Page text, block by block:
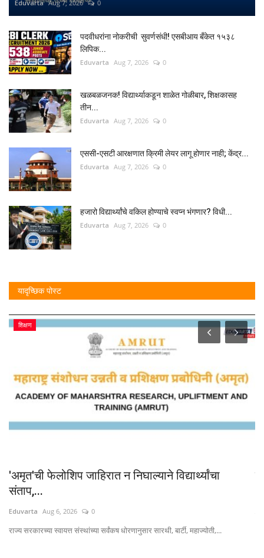
Eduvarta Aug 7, 2026 0
पदवीधरांना नोकरीची सुवर्णसंधी! एसबीआय बँकेत १५३८
लिपिक...
Eduvarta Aug 7, 2026 0
खळबळजनक! विद्यार्थ्याकडून शाळेत गोळीबार, शिक्षकासह
तीन...
Eduvarta Aug 7, 2026 0
एससी-एसटी आरक्षणात क्रिमी लेयर लागू होणार नाही; केंद्र...
Eduvarta Aug 7, 2026 0
हजारो विद्यार्थ्यांचे वकिल होण्याचे स्वप्न भंगणार? विधी...
Eduvarta Aug 7, 2026 0
यादृच्छिक पोस्ट
शिक्षण
'अमृत'ची फेलोशिप जाहिरात न निघाल्याने विद्यार्थ्यांचा
संताप,...
Eduvarta Aug 6, 2026 0
राज्य सरकारच्या स्वायत्त संस्थांच्या सर्वंकष धोरणानुसार सारथी, बार्टी, महाज्योती,...